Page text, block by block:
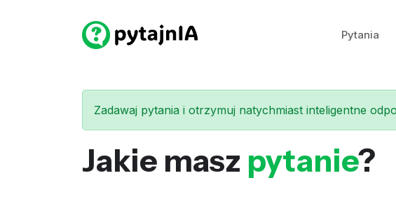
Pytania
Zadawaj pytania i otrzymuj natychmiast inteligentne
Jakie masz pytanie?